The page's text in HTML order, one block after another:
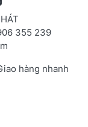
355 239
hàng nhanh